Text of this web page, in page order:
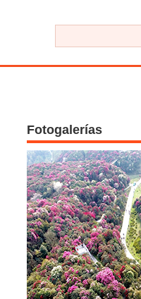
Fotogalerías